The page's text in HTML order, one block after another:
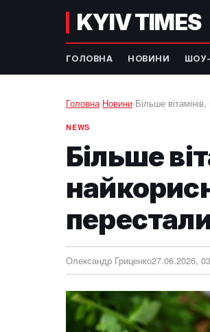
KYIV TIMES
ГОЛОВНА НОВИНИ ШОУ-
Головна›Новини›Більше
NEWS
Більше
Олександр Гриценко27.06.2026,